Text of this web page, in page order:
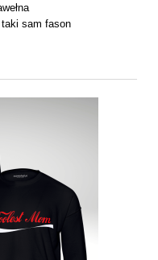
sam fason